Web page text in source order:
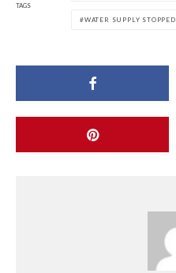
TAGS
WATER SUPPLY STOPPED